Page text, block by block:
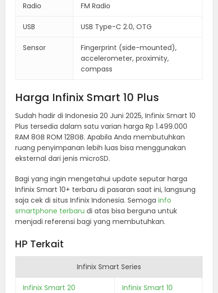
Radio FM Radio
USB USB Type-C 2.0, OTG
Sensor
Fingerprint (side-mounted),
accelerometer, proximity,
compass
Harga Infinix Smart 10 Plus
Sudah hadir di Indonesia 20 Juni 2025, Infinix Smart 10
Plus tersedia dalam satu varian harga Rp 1.499.000
RAM 8GB ROM 128GB. Apabila Anda membutuhkan
ruang penyimpanan lebih luas bisa menggunakan
eksternal dari jenis microSD.
Bagi yang ingin mengetahui update seputar harga
Infinix Smart 10+ terbaru di pasaran saat ini, langsung
saja cek di situs Infinix Indonesia. Semogainfo
smartphone terbaru di atas bisa berguna untuk
menjadi referensi bagi yang membutuhkan.
HP Terkait
Infinix Smart Series
Infinix Smart 20 Infinix Smart 10